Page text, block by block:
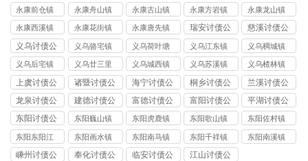
司
司
司
司
讨债公司
永康前仓镇
讨债公司
永康舟山镇
讨债公司
永康古山镇
讨债公司
永康方岩镇
讨债公司
永康龙山镇
讨债公司
永康西溪镇
讨债公司
永康花街镇
讨债公司
永康唐先镇
讨债公司
瑞安讨债公
司
慈溪讨债公
司
义乌讨债公
司
义乌骆宅镇
讨债公司
义乌荷叶塘
镇讨债公司
义乌江东镇
讨债公司
义乌稠城镇
讨债公司
义乌后宅镇
讨债公司
义乌廿三里
镇讨债公司
义乌城西镇
讨债公司
义乌苏溪镇
讨债公司
义乌楂林镇
讨债公司
上虞讨债公
司
诸暨讨债公
司
海宁讨债公
司
桐乡讨债公
司
兰溪讨债公
司
龙泉讨债公
司
建德讨债公
司
富德讨债公
司
富阳讨债公
司
平湖讨债公
司
东阳讨债公
司
东阳巍山镇
讨债公司
东阳虎鹿镇
讨债公司
东阳歌山镇
讨债公司
东阳佐村镇
讨债公司
东阳东阳江
镇讨债公司
东阳画水镇
讨债公司
东阳南马镇
讨债公司
东阳千祥镇
讨债公司
东阳南溪镇
嵊州讨债公
奉化讨债公
临安讨债公
江山讨债公